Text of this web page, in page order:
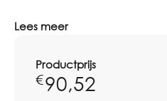
Lees meer
Productprijs
€90,52